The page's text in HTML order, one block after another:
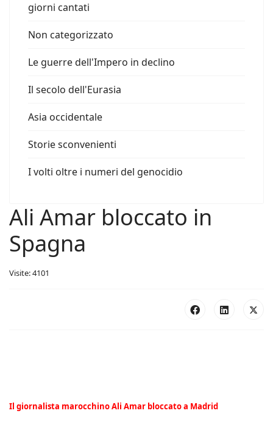
giorni cantati
Non categorizzato
Le guerre dell'Impero in declino
Il secolo dell'Eurasia
Asia occidentale
Storie sconvenienti
I volti oltre i numeri del genocidio
Ali Amar bloccato in
Spagna
Visite: 4101
Il giornalista marocchino Ali Amar bloccato a Madrid